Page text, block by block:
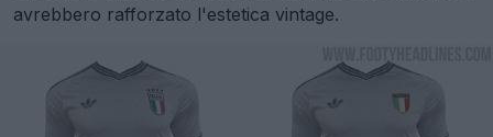
avrebbero rafforzato l'estetica vintage.